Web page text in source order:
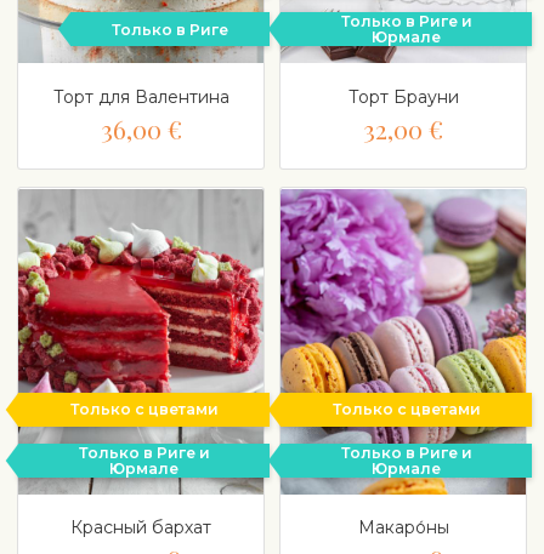
Только в Риге
Торт для Валентина
36,00 €
Только в Риге и
Юрмале
Торт Брауни
32,00 €
Только с цветами
Только в Риге и
Юрмале
Красный бархат
Только с цветами
Только в Риге и
Юрмале
Макаро́ны